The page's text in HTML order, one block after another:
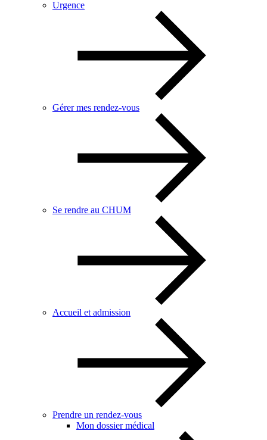
Urgence
Gérer mes rendez-vous
Se rendre au CHUM
Accueil et admission
Prendre un rendez-vous
Mon dossier médical